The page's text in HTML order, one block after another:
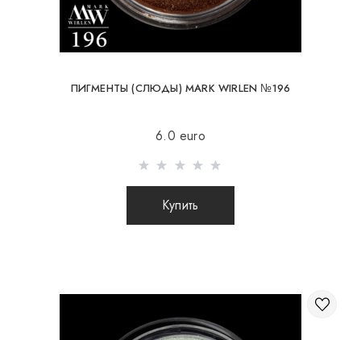
ПИГМЕНТЫ (СЛЮДЫ) MARK WIRLEN №196
6.0 euro
Купить